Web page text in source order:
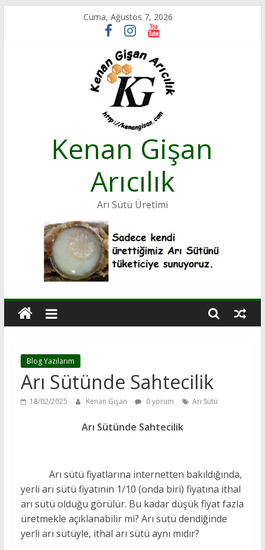
Cuma, Ağustos 7, 2026
Kenan Gişan
Arıcılık
Arı Sütü Üretimi
Blog Yazılarım
Arı Sütünde Sahtecilik
18/02/2025 Kenan Gişan 0 yorum Arı Sütü
Arı Sütünde Sahtecilik
Arı sütü fiyatlarına internetten bakıldığında,
yerli arı sütü fiyatının 1/10 (onda biri) fiyatına ithal
arı sütü olduğu görülür. Bu kadar düşük fiyat fazla
üretmekle açıklanabilir mi? Arı sütü dendiğinde
yerli arı sütüyle, ithal arı sütü aynı mıdır?